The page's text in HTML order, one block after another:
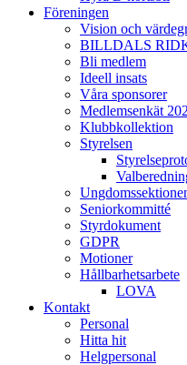
Föreningen
Vision och
BILLDALS
Bli medlem
Ideell insats
Våra sponsorer
Medlemsenkät
Klubbkollektion
Styrelsen
Seniorkommitté
Styrdokument
GDPR
Motioner
Hållbarhetsarbete
LOVA
Kontakt
Personal
Hitta hit
Helgpersonal